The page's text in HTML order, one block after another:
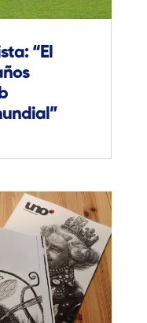
“El